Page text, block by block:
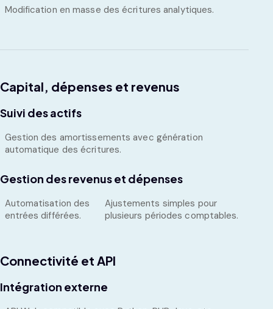
Modification en masse des écritures analytiques.
Capital, dépenses et revenus
Suivi des actifs
Gestion des amortissements avec génération
automatique des écritures.
Gestion des revenus et dépenses
Automatisation des
entrées différées.
Ajustements simples pour
plusieurs périodes comptables.
Connectivité et API
Intégration externe